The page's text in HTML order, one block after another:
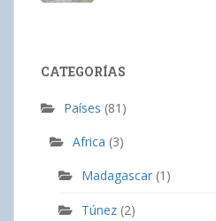
CATEGORÍAS
Países (81)
Africa (3)
Madagascar (1)
Túnez (2)